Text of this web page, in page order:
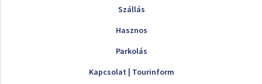
Szállás
Hasznos
Parkolás
Kapcsolat | Tourinform